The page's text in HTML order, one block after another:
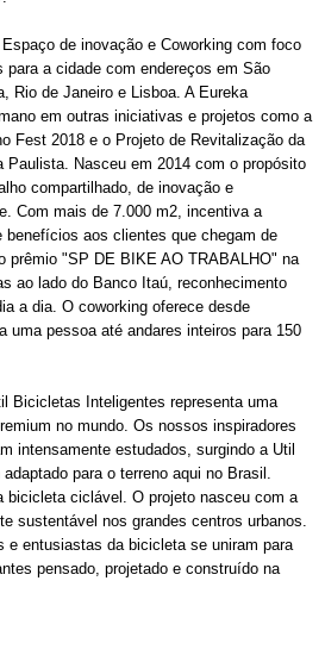
de inovação e Coworking com foco
para a cidade com endereços em São
Rio de Janeiro e Lisboa. A Eureka
em outras iniciativas e projetos como a
Fest 2018 e o Projeto de Revitalização da
Paulista. Nasceu em 2014 com o propósito
compartilhado, de inovação e
Com mais de 7.000 m2, incentiva a
benefícios aos clientes que chegam de
prêmio "SP DE BIKE AO TRABALHO" na
ao lado do Banco Itaú, reconhecimento
a dia. O coworking oferece desde
uma pessoa até andares inteiros para 150
Bicicletas Inteligentes representa uma
no mundo. Os nossos inspiradores
intensamente estudados, surgindo a Util
para o terreno aqui no Brasil.
bicicleta ciclável. O projeto nasceu com a
sustentável nos grandes centros urbanos.
e entusiastas da bicicleta se uniram para
pensado, projetado e construído na